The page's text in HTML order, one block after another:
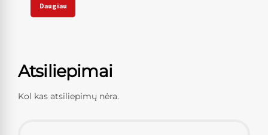
Daugiau
Atsiliepimai
Kol kas atsiliepimų nėra.